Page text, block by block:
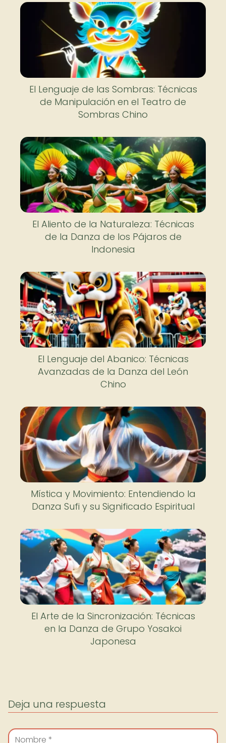
El Lenguaje de las Sombras: Técnicas
de Manipulación en el Teatro de
Sombras Chino
El Aliento de la Naturaleza: Técnicas
de la Danza de los Pájaros de
Indonesia
El Lenguaje del Abanico: Técnicas
Avanzadas de la Danza del León
Chino
Mística y Movimiento: Entendiendo la
Danza Sufi y su Significado Espiritual
El Arte de la Sincronización: Técnicas
en la Danza de Grupo Yosakoi
Japonesa
Deja una respuesta